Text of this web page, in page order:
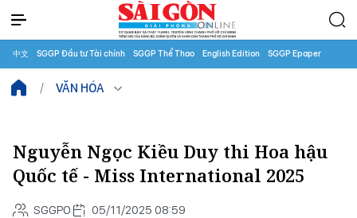
中文 SGGP Đầu tư Tài chính SGGP Thể Thao English Edition SGGP Epaper
VĂN HÓA
Nguyễn Ngọc Kiều Duy thi Hoa hậu
Quốc tế - Miss International 2025
SGGPO 05/11/2025 08:59